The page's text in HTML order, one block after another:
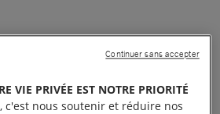
et tous avoir la possibilité de
un travail suffisamment
VIE PRIVÉE EST NOTRE PRIORITÉ
c'est nous soutenir et réduire nos
Continuer sans accepter